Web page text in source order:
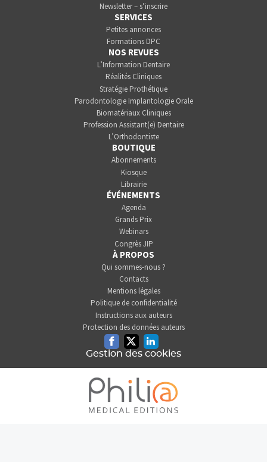
Newsletter – s’inscrire
SERVICES
Petites annonces
Formations DPC
NOS REVUES
L’Information Dentaire
Réalités Cliniques
Stratégie Prothétique
Parodontologie Implantologie Orale
Biomatériaux Cliniques
Profession Assistant(e) Dentaire
L’Orthodontiste
BOUTIQUE
Abonnements
Kiosque
Librairie
ÉVÉNEMENTS
Agenda
Grands Prix
Webinars
Congrès JIP
À PROPOS
Qui sommes-nous ?
Contacts
Mentions légales
Politique de confidentialité
Instructions aux auteurs
Protection des données auteurs
FacebookTwitterLinkedin
Gestion des cookies